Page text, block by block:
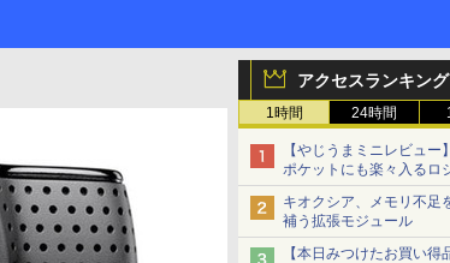
アクセスランキング
1時間 24時間
【やじうまミニレビュー】
ポケットにも楽々入るロ
ウス「Mobi Fold」。そ
は？
キオクシア、メモリ不足
補う拡張モジュール
【本日みつけたお買い